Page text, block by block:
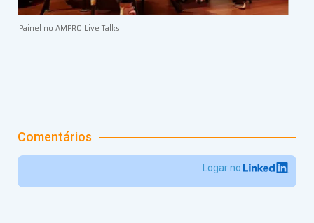
Painel no AMPRO Live Talks
Comentários
Logar no